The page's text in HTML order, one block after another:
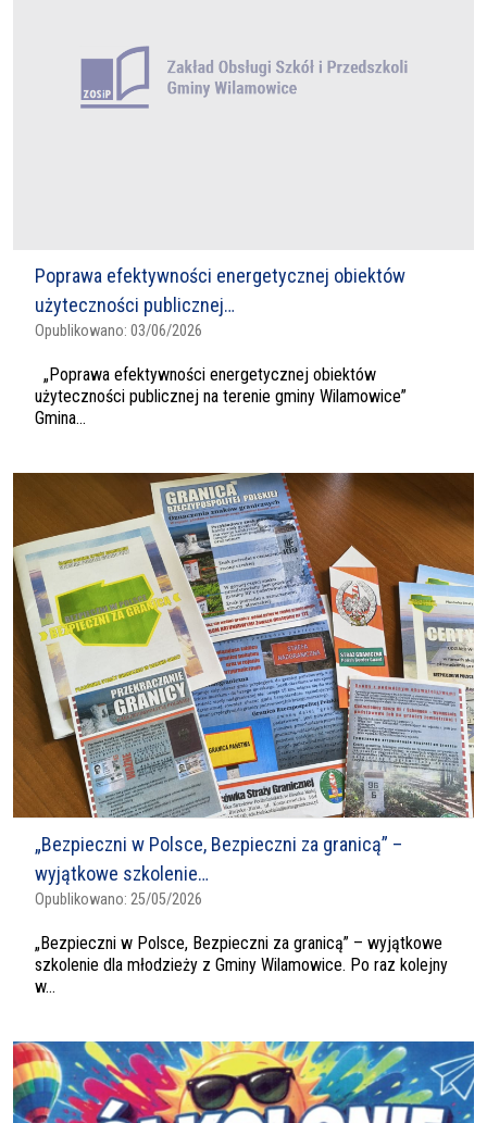
Poprawa efektywności energetycznej obiektów
użyteczności publicznej…
Opublikowano: 03/06/2026
„Poprawa efektywności energetycznej obiektów
użyteczności publicznej na terenie gminy Wilamowice”
Gmina...
„Bezpieczni w Polsce, Bezpieczni za granicą” –
wyjątkowe szkolenie…
Opublikowano: 25/05/2026
„Bezpieczni w Polsce, Bezpieczni za granicą” – wyjątkowe
szkolenie dla młodzieży z Gminy Wilamowice. Po raz kolejny
w...